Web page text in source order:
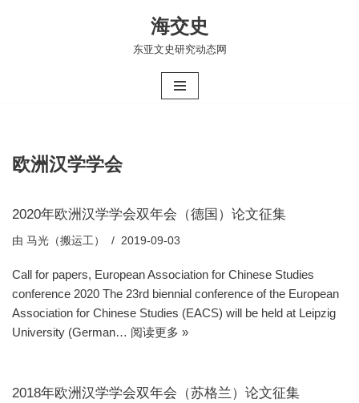
海交史
东亚文史研究动态网
欧洲汉学学会
2020年欧洲汉学学会双年会（德国）论文征集
由 马光（搬运工） 2019-09-03
Call for papers, European Association for Chinese Studies
conference 2020 The 23rd biennial conference of the European
Association for Chinese Studies (EACS) will be held at Leipzig
University (German… 阅读更多 »
2018年欧洲汉学学会双年会（苏格兰）论文征集